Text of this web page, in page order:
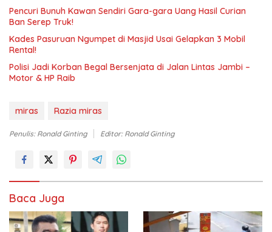
Pencuri Bunuh Kawan Sendiri Gara-gara Uang Hasil Curian
Ban Serep Truk!
Kades Pasuruan Ngumpet di Masjid Usai Gelapkan 3 Mobil
Rental!
Polisi Jadi Korban Begal Bersenjata di Jalan Lintas Jambi –
Motor & HP Raib
miras Razia miras
Penulis: Ronald Ginting Editor: Ronald Ginting
Baca Juga